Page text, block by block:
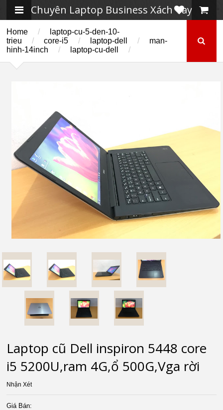
Chuyên Laptop Business Xách Tay
Home /
laptop-cu-5-den-10-
trieu
/ core-i5 / laptop-dell /
man-
hinh-14inch
/ laptop-cu-dell /
Laptop cũ Dell inspiron 5448 core
i5 5200U,ram 4G,ổ 500G,Vga rời
Nhận Xét
Giá Bán: